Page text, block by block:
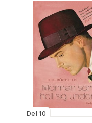
Del 10